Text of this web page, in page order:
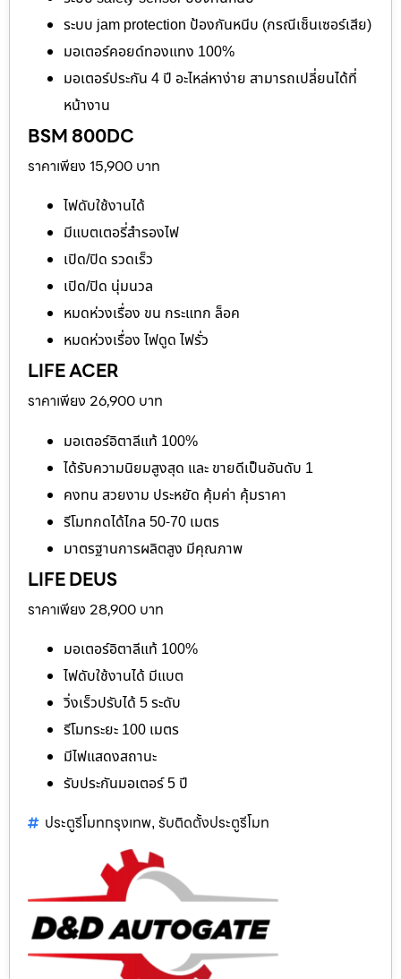
ระบบ jam protection ป้องกันหนีบ (กรณีเซ็นเซอร์เสีย)
มอเตอร์คอยด์ทองแทง 100%
มอเตอร์ประกัน 4 ปี อะไหล่หาง่าย สามารถเปลี่ยนได้ที่
หน้างาน
BSM 800DC
ราคาเพียง 15,900 บาท
ไฟดับใช้งานได้
มีแบตเตอรี่สำรองไฟ
เปิด/ปิด รวดเร็ว
เปิด/ปิด นุ่มนวล
หมดห่วงเรื่อง ขน กระแทก ล็อค
หมดห่วงเรื่อง ไฟดูด ไฟรั่ว
LIFE ACER
ราคาเพียง 26,900 บาท
มอเตอร์อิตาลีแท้ 100%
ได้รับความนิยมสูงสุด และ ขายดีเป็นอันดับ 1
คงทน สวยงาม ประหยัด คุ้มค่า คุ้มราคา
รีโมทกดได้ไกล 50-70 เมตร
มาตรฐานการผลิตสูง มีคุณภาพ
LIFE DEUS
ราคาเพียง 28,900 บาท
มอเตอร์อิตาลีแท้ 100%
ไฟดับใช้งานได้ มีแบต
วิ่งเร็วปรับได้ 5 ระดับ
รีโมทระยะ 100 เมตร
มีไฟแสดงสถานะ
รับประกันมอเตอร์ 5 ปี
ประตูรีโมทกรุงเทพ, รับติดตั้งประตูรีโมท